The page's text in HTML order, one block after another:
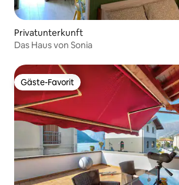
Privatunterkunft
Das Haus von Sonia
Gäste-Favorit
Gäste-Favorit